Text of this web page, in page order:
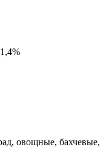
овощные, бахчевые,